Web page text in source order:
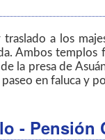
a los
Ambos templos
la presa de
en faluca y
- Pensión